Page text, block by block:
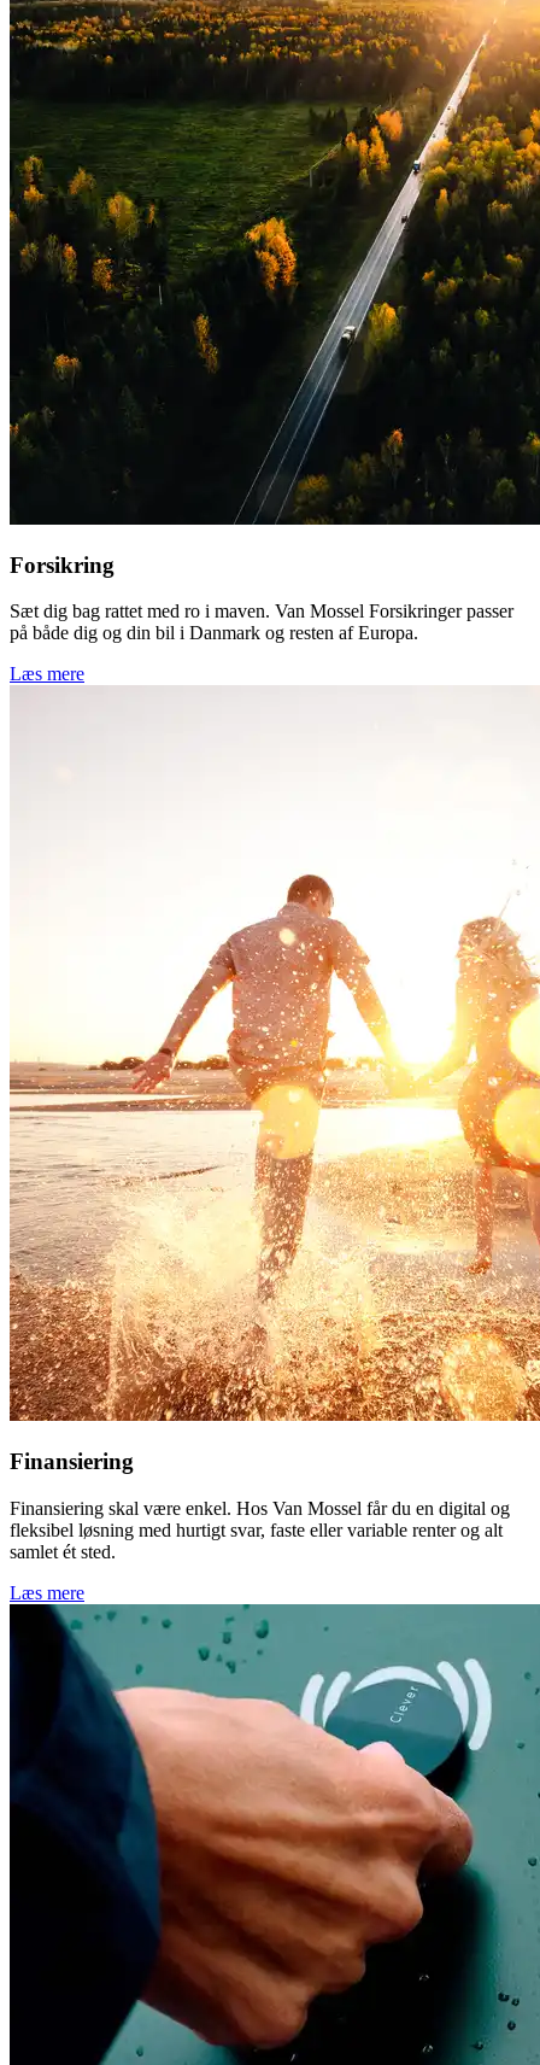
Forsikring
Sæt dig bag rattet med ro i maven. Van Mossel Forsikringer passer
på både dig og din bil i Danmark og resten af Europa.
Læs mere
Finansiering
Finansiering skal være enkel. Hos Van Mossel får du en digital og
fleksibel løsning med hurtigt svar, faste eller variable renter og alt
samlet ét sted.
Læs mere